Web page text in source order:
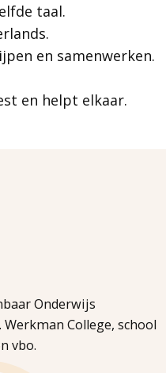
taal.
en samenwerken.
en helpt elkaar.
Onderwijs
College, school
vbo.